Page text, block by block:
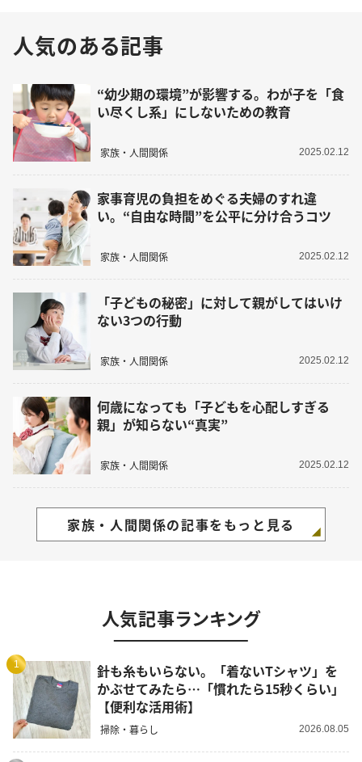
人気のある記事
“幼少期の環境”が影響する。わが子を「食
い尽くし系」にしないための教育
家族・人間関係 2025.02.12
家事育児の負担をめぐる夫婦のすれ違
い。“自由な時間”を公平に分け合うコツ
家族・人間関係 2025.02.12
「子どもの秘密」に対して親がしてはいけ
ない3つの行動
家族・人間関係 2025.02.12
何歳になっても「子どもを心配しすぎる
親」が知らない“真実”
家族・人間関係 2025.02.12
家族・人間関係の記事をもっと見る
人気記事ランキング
1
針も糸もいらない。「着ないTシャツ」を
かぶせてみたら…「慣れたら15秒くらい」
【便利な活用術】
掃除・暮らし 2026.08.05